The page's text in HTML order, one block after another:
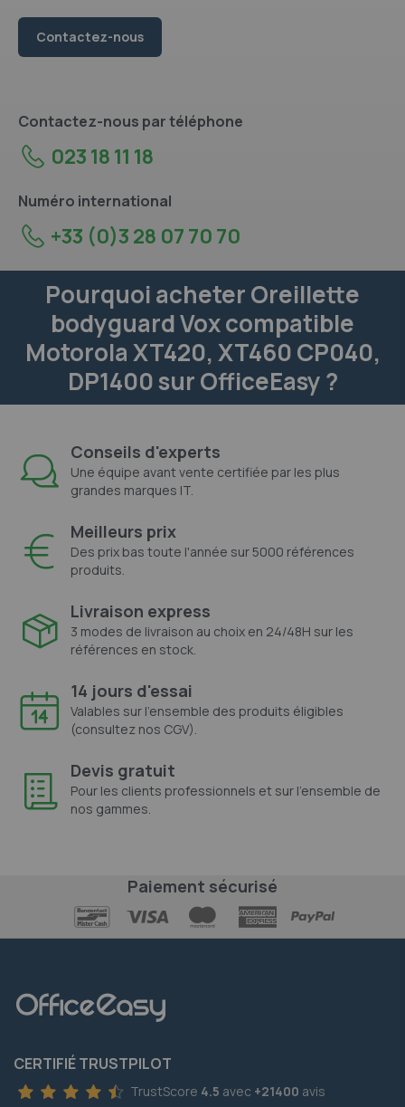
Contactez-nous
Contactez-nous par téléphone
023 18 11 18
Numéro international
+33 (0)3 28 07 70 70
Pourquoi acheter Oreillette
bodyguard Vox compatible
Motorola XT420, XT460 CP040,
DP1400 sur OfficeEasy ?
Conseils d'experts
Une équipe avant vente certifiée par les plus
grandes marques IT.
Meilleurs prix
Des prix bas toute l'année sur 5000 références
produits.
Livraison express
3 modes de livraison au choix en 24/48H sur les
références en stock.
14 jours d'essai
Valables sur l'ensemble des produits éligibles
(consultez nos CGV).
Devis gratuit
Pour les clients professionnels et sur l'ensemble de
nos gammes.
Paiement sécurisé
CERTIFIÉ TRUSTPILOT
TrustScore 4.5 avec +21400 avis